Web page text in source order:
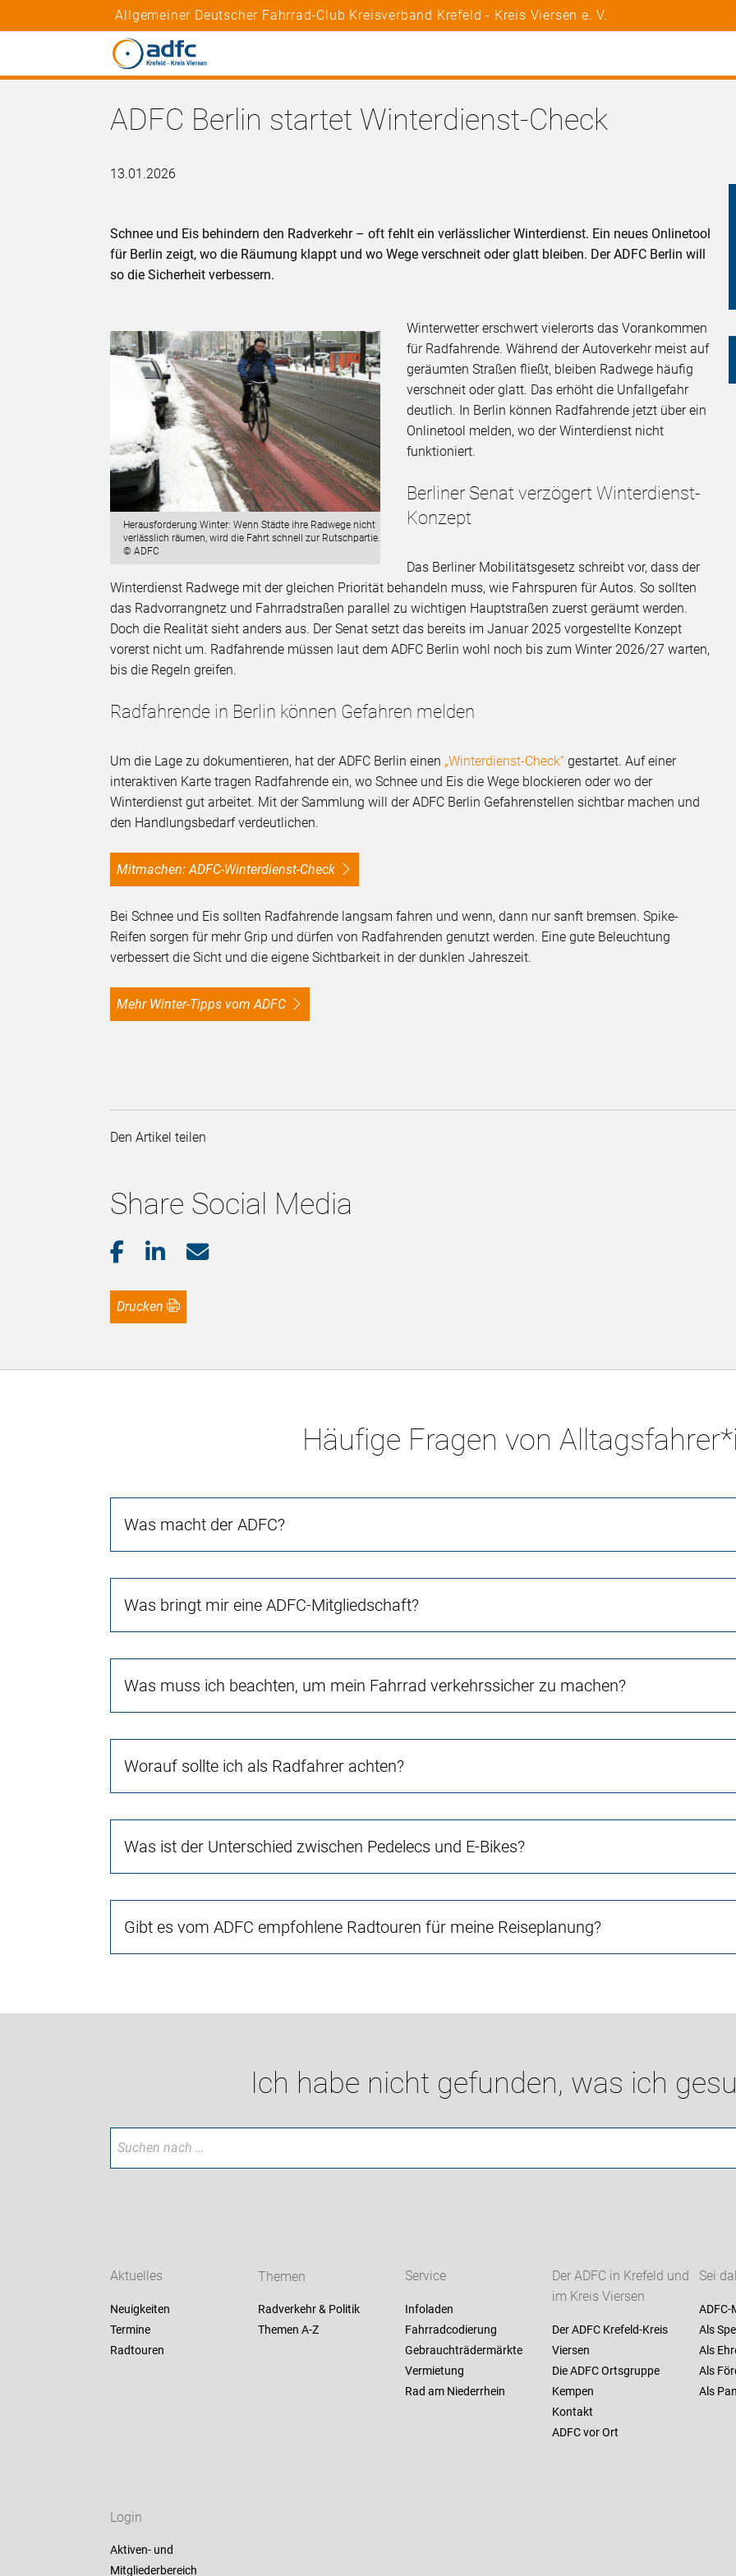
Allgemeiner Deutscher Fahrrad-Club Kreisverband Krefeld - Kreis Viersen e. V.
ADFC Berlin startet Winterdienst-Check
13.01.2026
Schnee und Eis behindern den Radverkehr – oft fehlt ein verlässlicher Winterdienst. Ein neues Onlinetool
für Berlin zeigt, wo die Räumung klappt und wo Wege verschneit oder glatt bleiben. Der ADFC Berlin will
so die Sicherheit verbessern.
Herausforderung Winter: Wenn Städte ihre Radwege nicht
verlässlich räumen, wird die Fahrt schnell zur Rutschpartie.
© ADFC
Winterwetter erschwert vielerorts das Vorankommen
für Radfahrende. Während der Autoverkehr meist auf
geräumten Straßen fließt, bleiben Radwege häufig
verschneit oder glatt. Das erhöht die Unfallgefahr
deutlich. In Berlin können Radfahrende jetzt über ein
Onlinetool melden, wo der Winterdienst nicht
funktioniert.
Berliner Senat verzögert Winterdienst-
Konzept
Das Berliner Mobilitätsgesetz schreibt vor, dass der
Winterdienst Radwege mit der gleichen Priorität behandeln muss, wie Fahrspuren für Autos. So sollten
das Radvorrangnetz und Fahrradstraßen parallel zu wichtigen Hauptstraßen zuerst geräumt werden.
Doch die Realität sieht anders aus. Der Senat setzt das bereits im Januar 2025 vorgestellte Konzept
vorerst nicht um. Radfahrende müssen laut dem ADFC Berlin wohl noch bis zum Winter 2026/27 warten,
bis die Regeln greifen.
Radfahrende in Berlin können Gefahren melden
Um die Lage zu dokumentieren, hat der ADFC Berlin einen „Winterdienst-Check“ gestartet. Auf einer
interaktiven Karte tragen Radfahrende ein, wo Schnee und Eis die Wege blockieren oder wo der
Winterdienst gut arbeitet. Mit der Sammlung will der ADFC Berlin Gefahrenstellen sichtbar machen und
den Handlungsbedarf verdeutlichen.
Mitmachen: ADFC-Winterdienst-Check
Bei Schnee und Eis sollten Radfahrende langsam fahren und wenn, dann nur sanft bremsen. Spike-
Reifen sorgen für mehr Grip und dürfen von Radfahrenden genutzt werden. Eine gute Beleuchtung
verbessert die Sicht und die eigene Sichtbarkeit in der dunklen Jahreszeit.
Mehr Winter-Tipps vom ADFC
Den Artikel teilen
Share Social Media
Drucken
Häufige Fragen von
Was macht der ADFC?
Was bringt mir eine ADFC-Mitgliedschaft?
Was muss ich beachten, um mein Fahrrad verkehrssicher zu machen?
Worauf sollte ich als Radfahrer achten?
Was ist der Unterschied zwischen Pedelecs und E-Bikes?
Gibt es vom ADFC empfohlene Radtouren für meine Reiseplanung?
Ich habe nicht gefunden, was ich
Aktuelles
Neuigkeiten
Termine
Radtouren
Themen
Radverkehr & Politik
Themen A-Z
Service
Infoladen
Fahrradcodierung
Gebrauchträdermärkte
Vermietung
Rad am Niederrhein
Der ADFC in Krefeld und
im Kreis Viersen
Der ADFC Krefeld-Kreis
Viersen
Die ADFC Ortsgruppe
Kempen
Kontakt
ADFC vor Ort
Sei
Als
Als
Als
Als
Login
Aktiven- und
Mitgliederbereich